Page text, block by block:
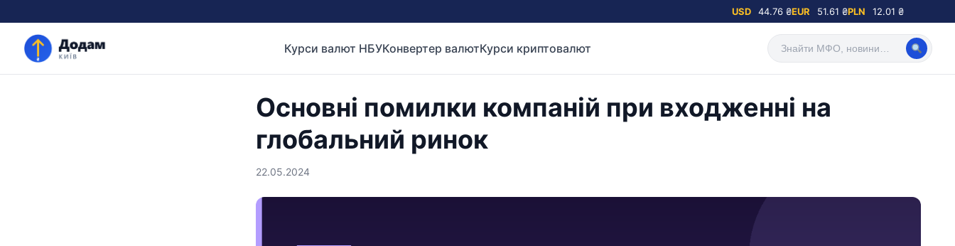
USD 44.76 ₴EUR 51.61 ₴PLN 12.01 ₴
Курси валют НБУКонвертер валютКурси криптовалют
Основні помилки компаній при входженні на
глобальний ринок
22.05.2024